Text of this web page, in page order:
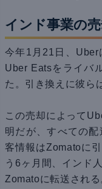
インド事業の
今年1月21日、Uber
Uber Eatsをライバ
た。引き換えに彼ら
この売却によって
明だが、すべての
客情報はZomatoに
う6ヶ月間、インド
Zomatoに転送される